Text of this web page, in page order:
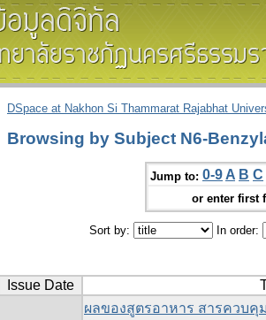
DSpace at Nakhon Si Thammarat Rajabhat
Browsing by Subject N6-
Jump to: 0-9 A B C
or enter first
Sort by: In order:
Issue Date
ผลของสูตรอาหาร สารควบคุ